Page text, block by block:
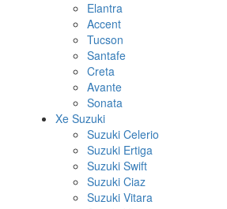
Elantra
Accent
Tucson
Santafe
Creta
Avante
Sonata
Xe Suzuki
Suzuki Celerio
Suzuki Ertiga
Suzuki Swift
Suzuki Ciaz
Suzuki Vitara